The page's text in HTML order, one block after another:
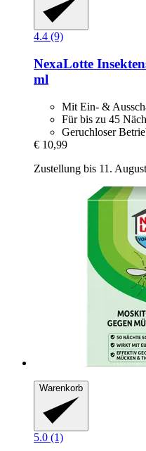
4.4 (9)
NexaLotte
ml
Mit Ein- &
Für bis zu 45
Geruchloser
€ 10,99
Zustellung bis 11. August
Warenkorb
5.0 (1)